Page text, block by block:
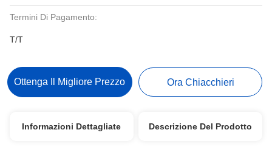
Termini Di Pagamento:
T/T
Ottenga Il Migliore Prezzo Ora Chiacchieri
Informazioni Dettagliate Descrizione Del Prodotto